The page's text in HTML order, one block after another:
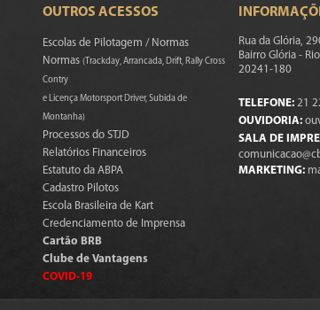
OUTROS ACESSOS
Escolas de Pilotagem / Normas
Normas(Trackday, Arrancada, Drift, Rally Cross
Contry
e Licença Motorsport Driver, Subida de
Montanha)
Processos do STJD
Relatórios Financeiros
Estatuto da ABPA
Cadastro Pilotos
Escola Brasileira de Kart
Credenciamento de Imprensa
Cartão BRB
Clube de Vantagens
COVID-19
Rua da Glória,
Bairro Glória -
20241-180
TELEFONE: 21
OUVIDORIA:
SALA DE
MARKETING: